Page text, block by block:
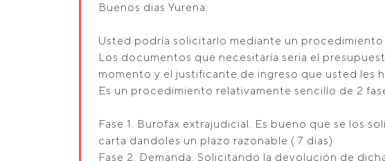
Buenos dias Yurena:
Usted podría solicitarlo mediante un
Los documentos que necesitaría seria el
momento y el justificante de ingreso que usted les
Es un procedimiento relativamente sencillo de 2
Fase 1. Burofax extrajudicial. Es bueno que se los
carta dandoles un plazo razonable ( 7 dias)
Fase 2. Demanda. Solicitando la devolución de